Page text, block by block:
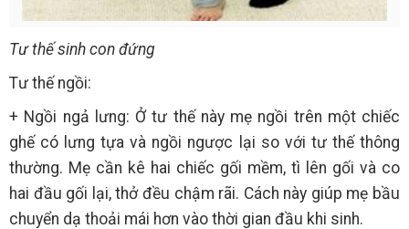
Tư thế sinh con đứng
Tư thế ngồi:
+ Ngồi ngả lưng: Ở tư thế này mẹ ngồi trên một chiếc
ghế có lưng tựa và ngồi ngược lại so với tư thế thông
thường. Mẹ cần kê hai chiếc gối mềm, tì lên gối và co
hai đầu gối lại, thở đều chậm rãi. Cách này giúp mẹ bầu
chuyển dạ thoải mái hơn vào thời gian đầu khi sinh.